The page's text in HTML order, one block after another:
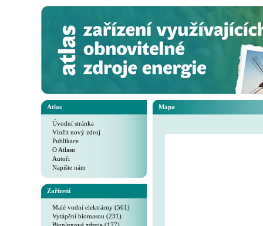
Atlas
Úvodní stránka
Vložit nový zdroj
Publikace
O Atlasu
Autoři
Napište nám
Zařízení
Malé vodní elektrárny (561)
Vytápění biomasou (231)
Mapa